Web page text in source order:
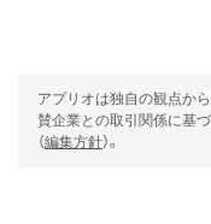
アプリオは独自の観点か
賛企業との取引関係に基
（編集方針）。